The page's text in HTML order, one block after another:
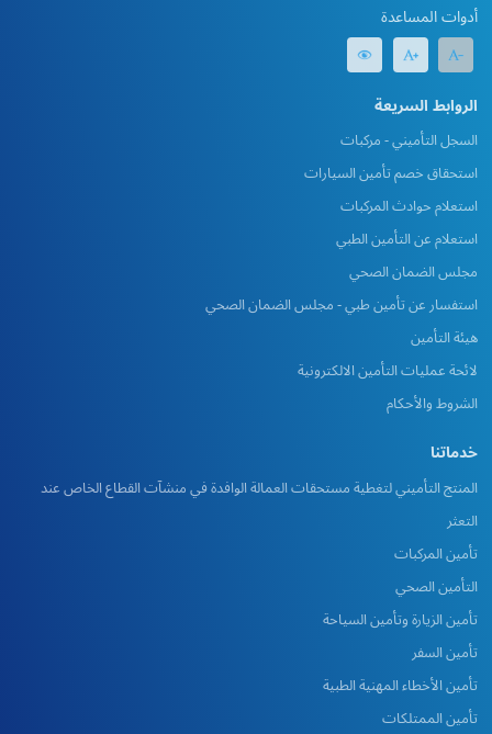
أدوات المساعدة
الروابط السريعة
السجل التأميني - مركبات
استحقاق خصم تأمين السيارات
استعلام حوادث المركبات
استعلام عن التأمين الطبي
مجلس الضمان الصحي
استفسار عن تأمين طبي - مجلس الضمان الصحي
هيئة التأمين
لائحة عمليات التأمين الالكترونية
الشروط والأحكام
خدماتنا
المنتج التأميني لتغطية مستحقات العمالة الوافدة في منشآت القطاع الخاص عند
التعثر
تأمين المركبات
التأمين الصحي
تأمين الزيارة وتأمين السياحة
تأمين السفر
تأمين الأخطاء المهنية الطبية
تأمين الممتلكات